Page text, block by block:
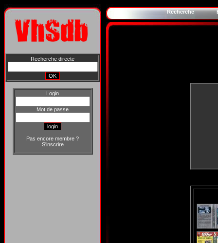
Recherche directe
Login
Mot de passe
Pas encore membre ?
S'inscrire
Recherche